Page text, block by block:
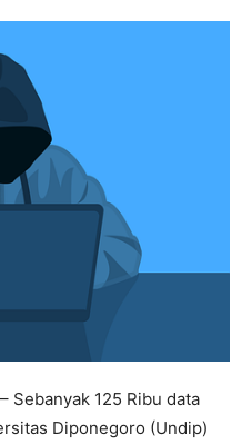
– Sebanyak 125 Ribu data
Diponegoro (Undip)